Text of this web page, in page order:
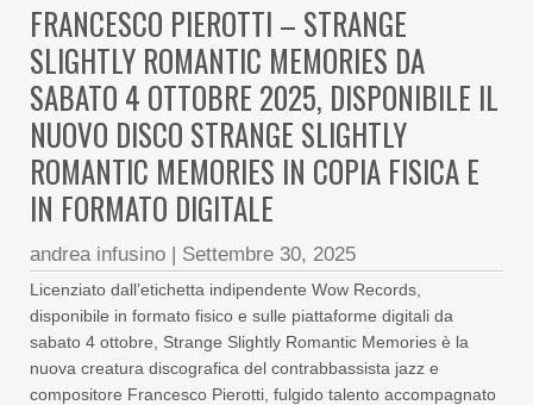
FRANCESCO PIEROTTI – STRANGE
SLIGHTLY ROMANTIC MEMORIES DA
SABATO 4 OTTOBRE 2025, DISPONIBILE IL
NUOVO DISCO STRANGE SLIGHTLY
ROMANTIC MEMORIES IN COPIA FISICA E
IN FORMATO DIGITALE
andrea infusino | Settembre 30, 2025
Licenziato dall’etichetta indipendente Wow Records,
disponibile in formato fisico e sulle piattaforme digitali da
sabato 4 ottobre, Strange Slightly Romantic Memories è la
nuova creatura discografica del contrabbassista jazz e
compositore Francesco Pierotti, fulgido talento accompagnato